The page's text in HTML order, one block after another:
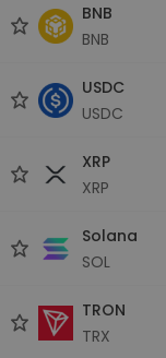
BNB
BNB
USDC
USDC
XRP
XRP
Solana
SOL
TRON
TRX